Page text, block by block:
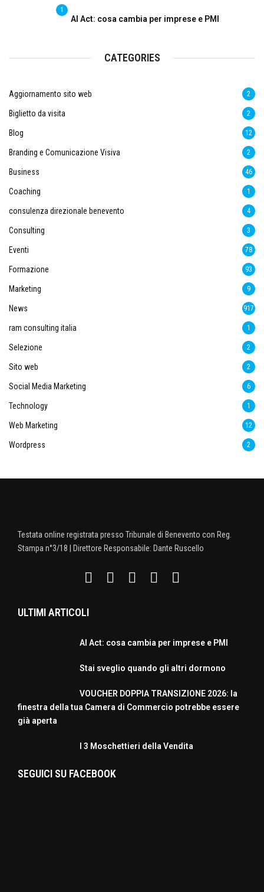
1
AI Act: cosa cambia per imprese e PMI
CATEGORIES
Aggiornamento sito web 2
Biglietto da visita 2
Blog 12
Branding e Comunicazione Visiva 2
Business 46
Coaching 1
consulenza direzionale benevento 4
Consulting 3
Eventi 78
Formazione 93
Marketing 9
News 917
ram consulting italia 1
Selezione 2
Sito web 2
Social Media Marketing 6
Technology 1
Web Marketing 12
Wordpress 2
Testata online registrata presso Tribunale di Benevento con Reg.
Stampa n°3/18 | Direttore Responsabile: Dante Ruscello
ULTIMI ARTICOLI
AI Act: cosa cambia per imprese e PMI
Stai sveglio quando gli altri dormono
VOUCHER DOPPIA TRANSIZIONE 2026: la
finestra della tua Camera di Commercio potrebbe essere
già aperta
I 3 Moschettieri della Vendita
SEGUICI SU FACEBOOK